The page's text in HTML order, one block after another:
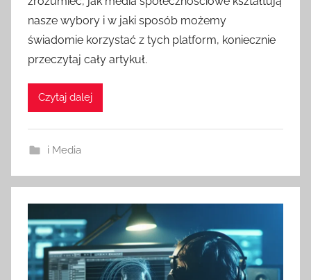
nasze wybory i w jaki sposób możemy
świadomie korzystać z tych platform, koniecznie
przeczytaj cały artykuł.
Czytaj dalej
i Media